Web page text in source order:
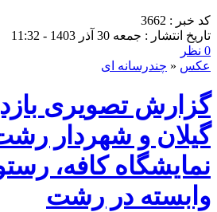
کد خبر : 3662
تاریخ انتشار : جمعه 30 آذر 1403 - 11:32
0 نظر
عکس « چندرسانه ای
گزارش تصویری
گیلان و شهردار
نمایشگاه کافه،
وابسته در رشت